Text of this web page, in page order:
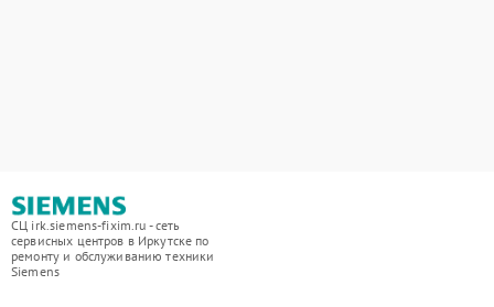
СЦ irk.siemens-fixim.ru - сеть
сервисных центров в Иркутске по
ремонту и обслуживанию техники
Siemens